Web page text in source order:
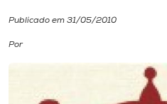
Publicado em 31/05/2010
Por